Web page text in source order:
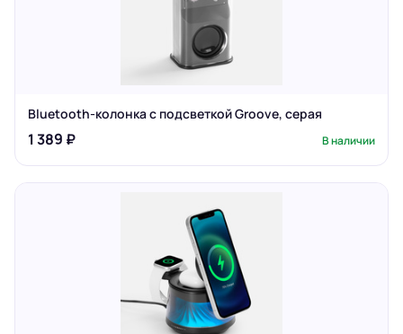
Bluetooth-колонка с подсветкой Groove, серая
1 389 ₽ В наличии